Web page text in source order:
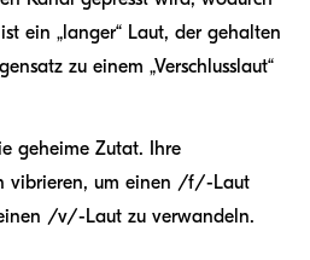
ein „langer“ Laut, der gehalten
zu einem „Verschlusslaut“
geheime Zutat. Ihre
vibrieren, um einen /f/-Laut
/v/-Laut zu verwandeln.